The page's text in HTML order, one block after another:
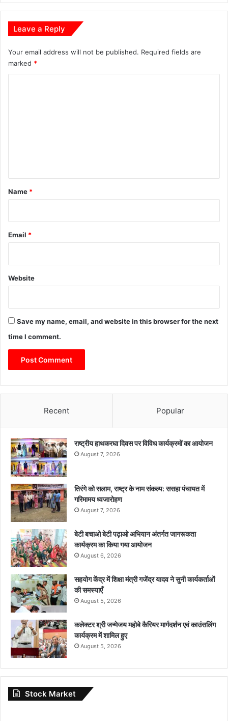
लि
स
बो
चा
Leave a Reply
Your email address will not be published. Required fields are
marked *
*
Name *
Email *
Website
Save my name, email, and website in this browser for the next
time I comment.
Recent Popular
राष्ट्रीय हाथकरघा दिवस पर विविध कार्यक्रमों का आयोजन
August 7, 2026
तिरंगे को सलाम, राष्ट्र के नाम संकल्प: ससहा पंचायत में
गरिमामय ध्वजारोहण
August 7, 2026
बेटी बचाओ बेटी पढ़ाओ अभियान अंतर्गत जागरूकता
कार्यक्रम का किया गया आयोजन
August 6, 2026
सहयोग केंद्र में शिक्षा मंत्री गजेंद्र यादव ने सुनी कार्यकर्ताओं
की समस्याएँ
August 5, 2026
कलेक्टर श्री जन्मेजय महोबे कैरियर मार्गदर्शन एवं काउंसलिंग
कार्यक्रम में शामिल हुए
August 5, 2026
Stock Market